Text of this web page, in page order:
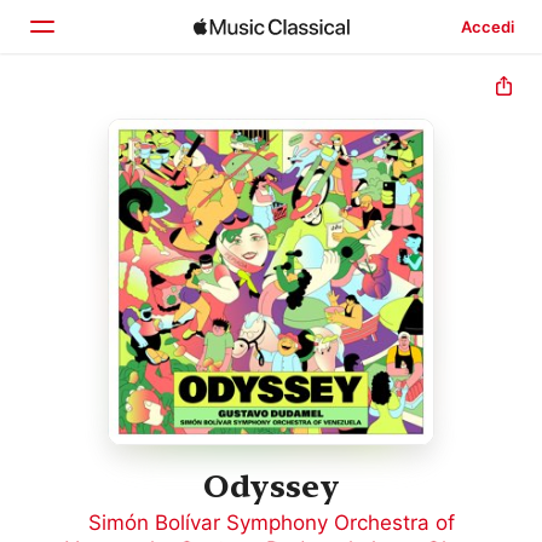
Accedi
Scopri
Cerca
Odyssey
Simón Bolívar Symphony Orchestra of